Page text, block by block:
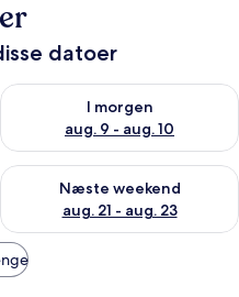
datoer
8 - aug. 9
I morgen
aug. 9 - aug. 10
Tjek tilgængelighed for i
aug. 14 - aug. 16
Næste weekend
aug. 21 - aug. 23
Tjek tilgængelighed for næste